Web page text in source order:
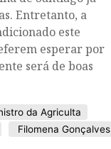
Entretanto, a
este
esperar por
será de boas
da Agriculta
Filomena Gonçalves